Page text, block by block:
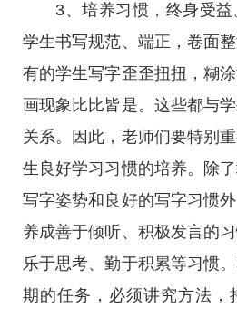
3、培养习惯，终身受
学生书写规范、端正，卷面
有的学生写字歪歪扭扭，糊
画现象比比皆是。这些都与
关系。因此，老师们要特别
生良好学习习惯的培养。除
写字姿势和良好的写字习惯
养成善于倾听、积极发言的
乐于思考、勤于积累等习惯
期的任务，必须讲究方法，